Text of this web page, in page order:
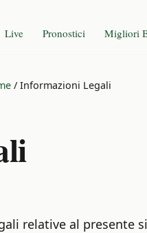
Live Pronostici Migliori
/ Informazioni Legali
relative al presente